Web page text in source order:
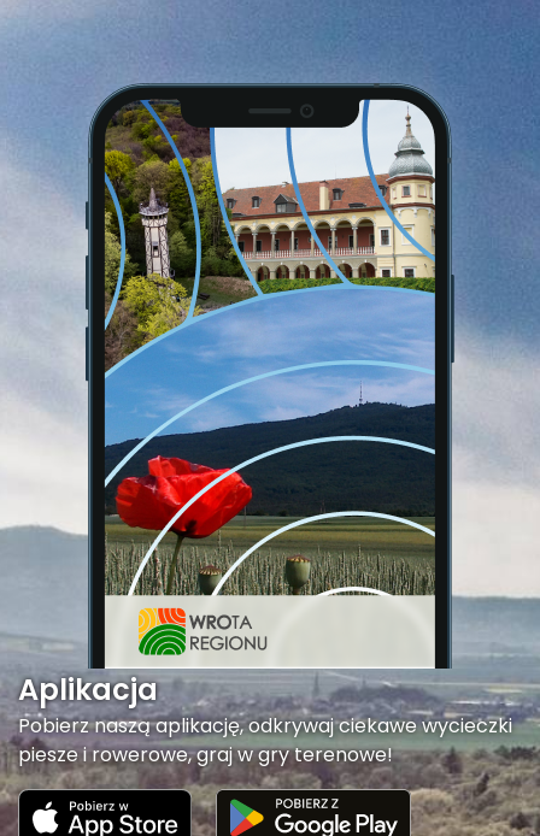
Aplikacja
Pobierz naszą aplikację, odkrywaj ciekawe wycieczki
piesze i rowerowe, graj w gry terenowe!